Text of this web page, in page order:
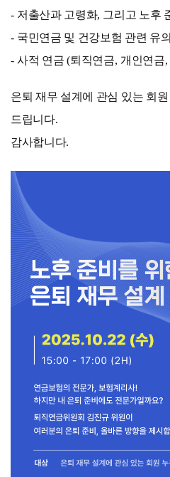
- 저출산과 고령화, 그리고 노후
- 국민연금 및 건강보험 관련 유
- 사적 연금(퇴직연금, 개인연금,
은퇴 재무 설계에 관심 있는 회
드립니다.
감사합니다.